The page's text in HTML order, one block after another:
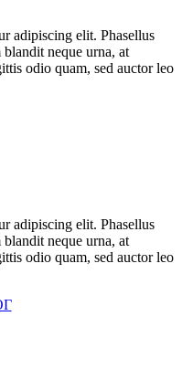
adipiscing elit. Phasellus
neque urna, at
odio quam, sed auctor leo
adipiscing elit. Phasellus
neque urna, at
odio quam, sed auctor leo